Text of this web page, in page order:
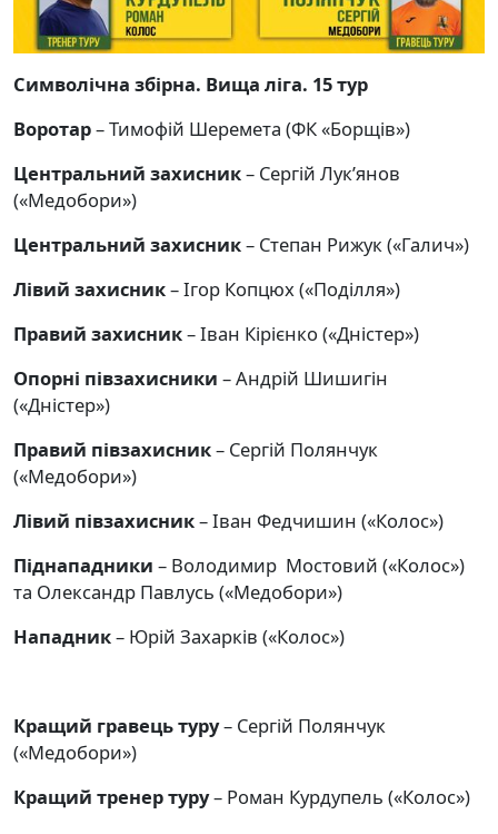
Символічна збірна. Вища ліга. 15 тур
Воротар– Тимофій Шеремета (ФК «Борщів»)
Центральний захисник– Сергій Лукʼянов
(«Медобори»)
Центральний захисник– Степан Рижук («Галич»)
Лівий захисник– Ігор Копцюх («Поділля»)
Правий захисник– Іван Кірієнко («Дністер»)
Опорні півзахисники – Андрій Шишигін
(«Дністер»)
Правий півзахисник– Сергій Полянчук
(«Медобори»)
Лівий півзахисник– Іван Федчишин («Колос»)
Піднападники – Володимир Мостовий («Колос»)
та Олександр Павлусь («Медобори»)
Нападник– Юрій Захарків («Колос»)
Кращий гравець туру– Сергій Полянчук
(«Медобори»)
Кращий тренер туру– Роман Курдупель («Колос»)